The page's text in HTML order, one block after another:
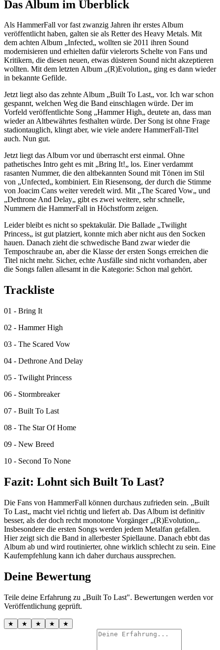
Das Album im Überblick
Als HammerFall vor fast zwanzig Jahren ihr erstes Album
veröffentlicht haben, galten sie als Retter des Heavy Metals. Mit
dem achten Album „Infected„ wollten sie 2011 ihren Sound
modernisieren und erhielten dafür vielerorts Schelte von Fans und
Kritikern, die diesen neuen, etwas düsteren Sound nicht akzeptieren
wollten. Mit dem letzten Album „(R)Evolution„ ging es dann wieder
in bekannte Gefilde.
Jetzt liegt also das zehnte Album „Built To Last„ vor. Ich war schon
gespannt, welchen Weg die Band einschlagen würde. Der im
Vorfeld veröffentlichte Song „Hammer High„ deutete an, dass man
wieder an Altbewährtes festhalten würde. Der Song ist ohne Frage
stadiontauglich, klingt aber, wie viele andere HammerFall-Titel
auch. Nun gut.
Jetzt liegt das Album vor und überrascht erst einmal. Ohne
pathetisches Intro geht es mit „Bring It!„ los. Einer verdammt
rasanten Nummer, die den altbekannten Sound mit Tönen im Stil
von „Unfected„ kombiniert. Ein Riesensong, der durch die Stimme
von Joacim Cans weiter veredelt wird. Mit „The Scared Vow„ und
„Dethrone And Delay„ gibt es zwei weitere, sehr schnelle,
Nummern die HammerFall in Höchstform zeigen.
Leider bleibt es nicht so spektakulär. Die Ballade „Twilight
Princess„ ist gut platziert, konnte mich aber nicht aus den Socken
hauen. Danach zieht die schwedische Band zwar wieder die
Temposchraube an, aber die Klasse der ersten Songs erreichen die
Titel nicht mehr. Sicher, echte Ausfälle sind nicht vorhanden, aber
die Songs fallen allesamt in die Kategorie: Schon mal gehört.
Trackliste
01 - Bring It
02 - Hammer High
03 - The Scared Vow
04 - Dethrone And Delay
05 - Twilight Princess
06 - Stormbreaker
07 - Built To Last
08 - The Star Of Home
09 - New Breed
10 - Second To None
Fazit: Lohnt sich Built To Last?
Die Fans von HammerFall können durchaus zufrieden sein. „Built
To Last„ macht viel richtig und liefert ab. Das Album ist definitiv
besser, als der doch recht monotone Vorgänger „(R)Evolution„.
Insbesondere die ersten Songs werden jedem Metalfan gefallen.
Hier zeigt sich die Band in allerbester Spiellaune. Danach ebbt das
Album ab und wird routinierter, ohne wirklich schlecht zu sein. Eine
Kaufempfehlung kann ich daher durchaus aussprechen.
Deine Bewertung
Teile deine Erfahrung zu „Built To Last". Bewertungen werden vor
Veröffentlichung geprüft.
★ ★ ★ ★ ★